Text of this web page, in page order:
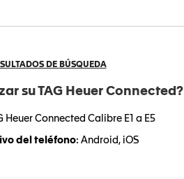
DE BÚSQUEDA
su TAG Heuer Connected?
Heuer Connected Calibre E1 a E5
del teléfono: Android, iOS